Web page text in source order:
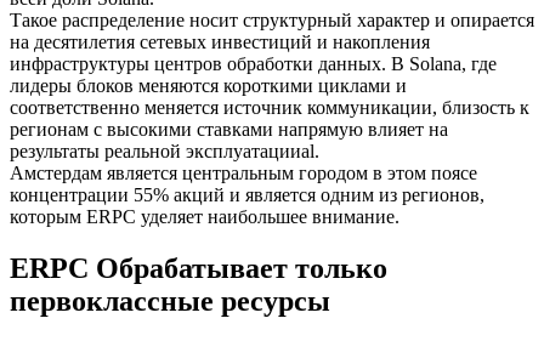
Такое распределение носит структурный характер и опирается
на десятилетия сетевых инвестиций и накопления
инфраструктуры центров обработки данных. В Solana, где
лидеры блоков меняются короткими циклами и
соответственно меняется источник коммуникации, близость к
регионам с высокими ставками напрямую влияет на
результаты реальной эксплуатацииal.
Амстердам является центральным городом в этом поясе
концентрации 55% акций и является одним из регионов,
которым ERPC уделяет наибольшее внимание.
ERPC Обрабатывает только
первоклассные ресурсы